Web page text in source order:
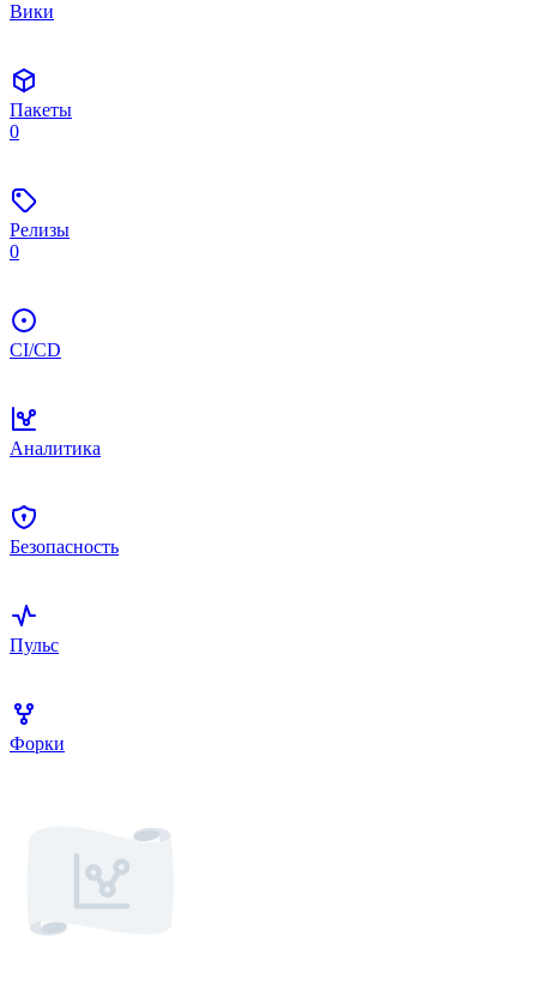
Вики
Пакеты
0
Релизы
0
CI/CD
Аналитика
Безопасность
Пульс
Форки